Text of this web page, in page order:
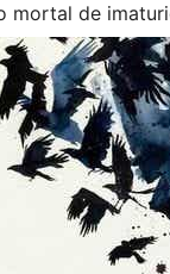
mortal de